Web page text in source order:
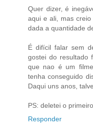
Quer dizer, é
aqui e ali, mas
dada a quantidade
É difícil falar sem
gostei do resultado
que nao é um
tenha conseguido
Daqui uns anos,
PS: deletei o
Responder